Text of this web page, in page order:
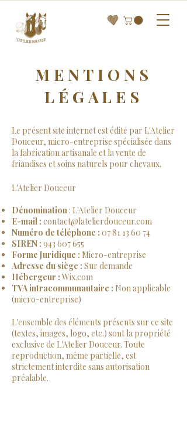
MENTIONS
LÉGALES
Le présent site internet est édité par L'Atelier
Douceur, micro-entreprise spécialisée dans
la fabrication artisanale et la vente de
friandises et soins naturels pour chevaux.
L'Atelier Douceur
Dénomination : L'Atelier Douceur
E-mail : contact@latelierdouceur.com
Numéro de téléphone : 07 81 13 60 74
SIREN : 943 607 655
Forme Juridique : Micro-entreprise
Adresse du siège : Sur demande
Hébergeur : Wix.com
TVA intracommunautaire : Non applicable
(micro-entreprise)
L'ensemble des éléments présents sur ce site
(textes, images, logo, etc.) sont la propriété
exclusive de L'Atelier Douceur. Toute
reproduction, même partielle, est
strictement interdite sans autorisation
préalable.